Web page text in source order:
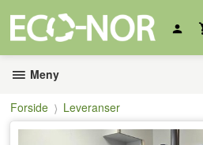
innholdet
Meny
Forside Leveranser